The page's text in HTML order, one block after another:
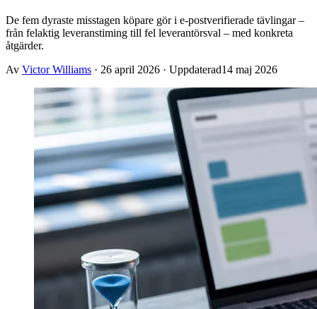
De fem dyraste misstagen köpare gör i e-postverifierade tävlingar –
från felaktig leveranstiming till fel leverantörsval – med konkreta
åtgärder.
Av Victor Williams · 26 april 2026 · Uppdaterad14 maj 2026